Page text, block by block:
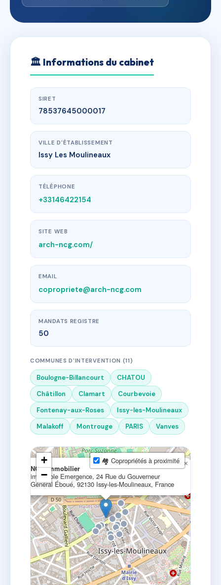
🏛 Informations du cabinet
SIRET
78537645000017
VILLE D'ÉTABLISSEMENT
Issy Les Moulineaux
TÉLÉPHONE
+33146422154
SITE WEB
arch-ncg.com/
EMAIL
copropriete@arch-ncg.com
MANDATS REGISTRE
50
COMMUNES D'INTERVENTION (11)
Boulogne-Billancourt
CHATOU
Châtillon
Clamart
Courbevoie
Fontenay-aux-Roses
Issy-les-Moulineaux
Malakoff
Montrouge PARIS Vanves
NCG immobilier
immeuble Emergence, 24 Rue du Gouverneur
Général Éboué, 92130 Issy-les-Moulineaux, France
×
+
−
🏘 Copropriétés à proximité